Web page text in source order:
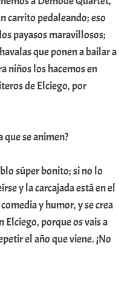
carrito pedaleando; eso
payasos maravillosos;
que ponen a bailar a
niños los hacemos en
de Elciego, por
que se animen?
súper bonito; si no lo
y la carcajada está en el
y humor, y se crea
Elciego, porque os vais a
el año que viene. ¡No